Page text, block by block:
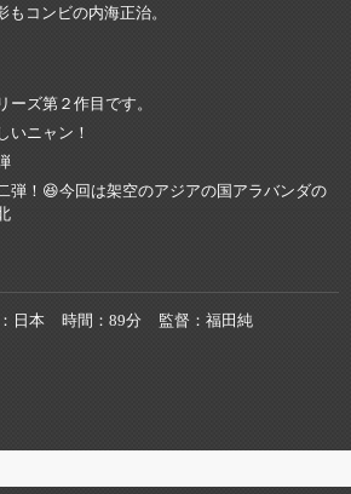
コンビの内海正治。
ーズ第２作目です。
いニャン！
弾！😆今回は架空のアジアの国アラバンダの
日本 時間 89分 監督
福田純